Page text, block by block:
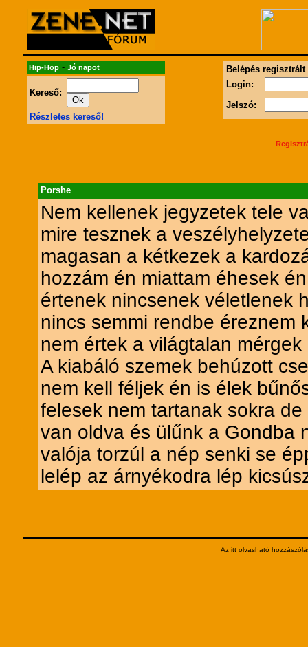
Hip-Hop- Jó napot
Kereső:
Részletes kereső!
Belépés regisztrált
Login:
Jelszó:
Porshe
Nem kellenek jegyzetek tele
mire tesznek a
magasan a kétkezek a
hozzám én miattam éhesek
értenek nincsenek véletlenek
nincs semmi rendbe éreznem
nem értek a világtalan mérgek
A kiabáló szemek behúzott
nem kell féljek én is élek
felesek nem tartanak sokra
van oldva és ülűnk a Gondba
valója torzúl a nép senki se
lelép az árnyékodra lép
Az itt olvasható